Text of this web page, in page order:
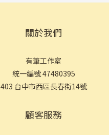
關於我們
有筆工作室
統一編號 47480395
403 台中市西區長春街14號
顧客服務